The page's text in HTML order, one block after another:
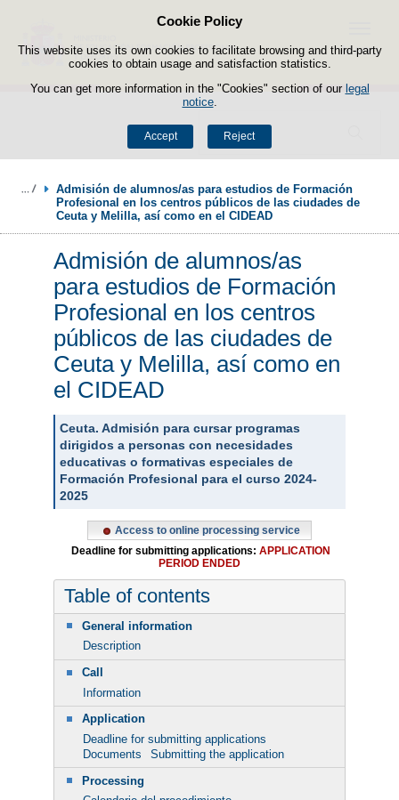
Cookie Policy
This website uses its own cookies to facilitate browsing and third-party
cookies to obtain usage and satisfaction statistics.
You can get more information in the "Cookies" section of our legal
notice.
Accept Reject
Skip to content
Search
Menu
Admisión de alumnos/as para estudios de Formación
Profesional en los centros públicos de las ciudades de
Ceuta y Melilla, así como en el CIDEAD
Admisión de alumnos/as
para estudios de Formación
Profesional en los centros
públicos de las ciudades de
Ceuta y Melilla, así como en
el CIDEAD
Ceuta. Admisión para cursar programas
dirigidos a personas con necesidades
educativas o formativas especiales de
Formación Profesional para el curso 2024-
2025
Access to online processing service
Deadline for submitting applications: APPLICATION
PERIOD ENDED
Table of contents
General information
Description
Call
Information
Application
Deadline for submitting applications
Documents
Submitting the application
Processing